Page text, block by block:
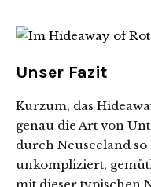
Unser Fazit
Kurzum, das
genau die Art von
durch Neuseeland
unkompliziert,